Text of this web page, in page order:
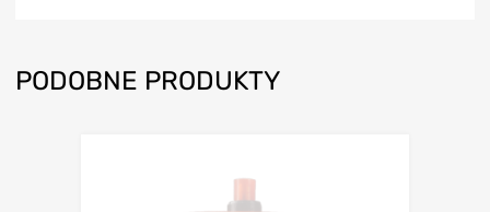
PODOBNE PRODUKTY